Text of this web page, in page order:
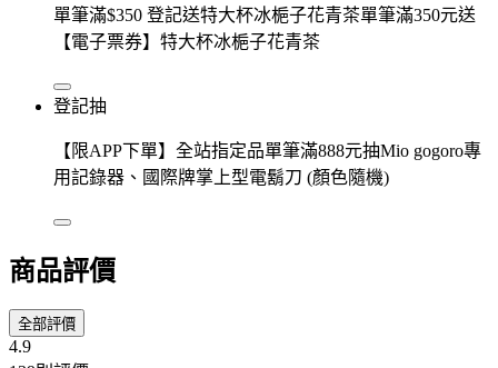
單筆滿$350 登記送特大杯冰梔子花青茶單筆滿350元送
【電子票券】特大杯冰梔子花青茶
登記抽
【限APP下單】全站指定品單筆滿888元抽Mio gogoro專
用記錄器、國際牌掌上型電鬍刀 (顏色隨機)
商品評價
全部評價
4.9